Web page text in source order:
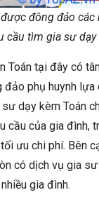
đông đảo
cầu tìm gia sư dạy
Toán tại đây có
phụ huynh lựa
dạy kèm Toán
cầu của gia đình,
ưu chi phí. Bên
có dịch vụ gia
gia đình.